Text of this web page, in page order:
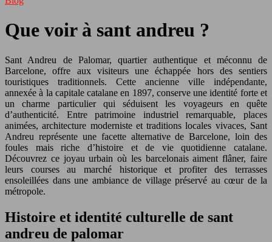
Que voir à sant andreu ?
Sant Andreu de Palomar, quartier authentique et méconnu de
Barcelone, offre aux visiteurs une échappée hors des sentiers
touristiques traditionnels. Cette ancienne ville indépendante,
annexée à la capitale catalane en 1897, conserve une identité forte et
un charme particulier qui séduisent les voyageurs en quête
d’authenticité. Entre patrimoine industriel remarquable, places
animées, architecture moderniste et traditions locales vivaces, Sant
Andreu représente une facette alternative de Barcelone, loin des
foules mais riche d’histoire et de vie quotidienne catalane.
Découvrez ce joyau urbain où les barcelonais aiment flâner, faire
leurs courses au marché historique et profiter des terrasses
ensoleillées dans une ambiance de village préservé au cœur de la
métropole.
Histoire et identité culturelle de sant
andreu de palomar